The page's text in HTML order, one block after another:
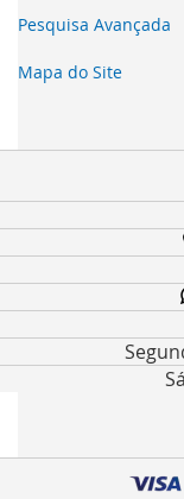
Pesquisa Avançada
Mapa do Site